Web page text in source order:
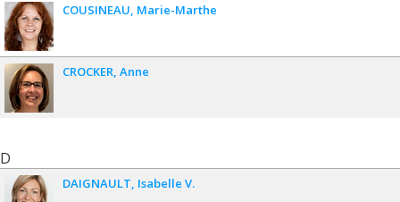
COUSINEAU Marie-Marthe
CROCKER Anne
D
DAIGNAULT Isabelle V.